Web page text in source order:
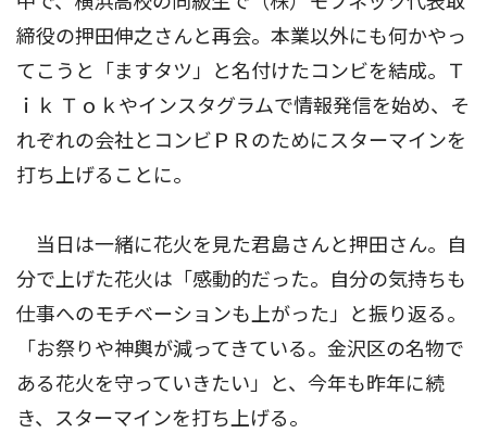
締役の押田伸之さんと再会。本業以外にも何かやっ
てこうと「ますタツ」と名付けたコンビを結成。Ｔ
ｉｋ Ｔｏｋやインスタグラムで情報発信を始め、そ
れぞれの会社とコンビＰＲのためにスターマインを
打ち上げることに。
当日は一緒に花火を見た君島さんと押田さん。自
分で上げた花火は「感動的だった。自分の気持ちも
仕事へのモチベーションも上がった」と振り返る。
「お祭りや神輿が減ってきている。金沢区の名物で
ある花火を守っていきたい」と、今年も昨年に続
き、スターマインを打ち上げる。